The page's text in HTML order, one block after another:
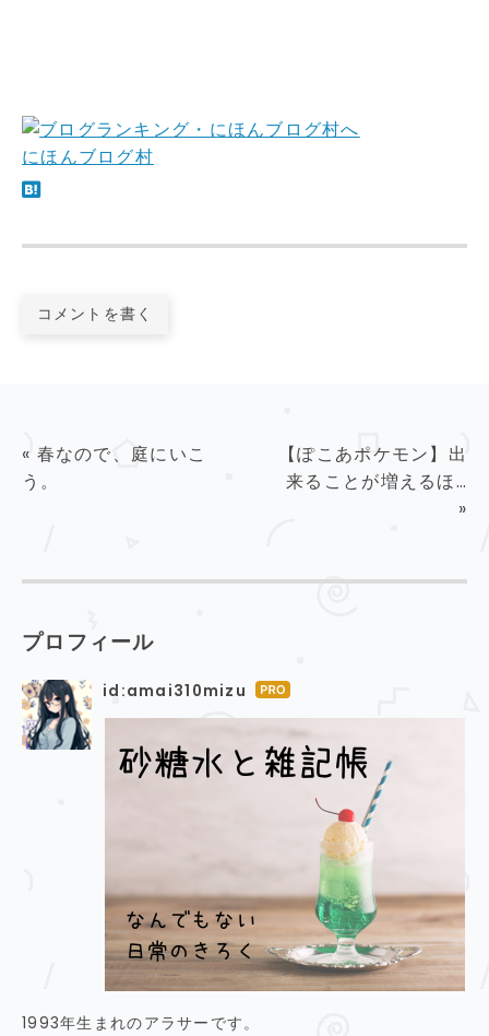
にほんブログ村
コメントを書く
« 春なので、庭にいこ
う。
【ぽこあポケモン】出
来ることが増えるほ…
»
プロフィール
id:amai310mizu はて
なブ
Pro
1993年生まれのアラサーです。